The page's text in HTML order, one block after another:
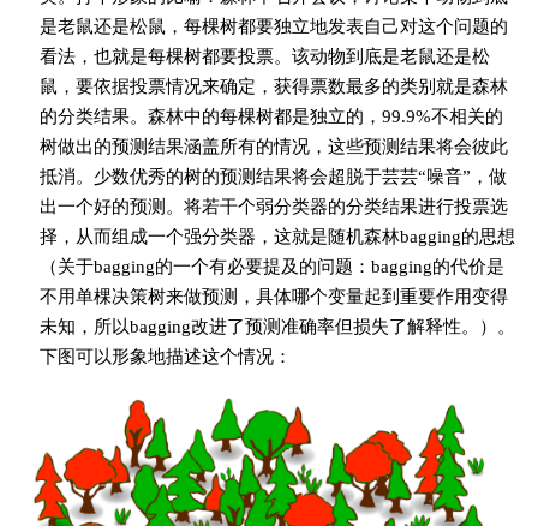
是老鼠还是松鼠，每棵树都要独立地发表自己对这个问题的
看法，也就是每棵树都要投票。该动物到底是老鼠还是松
鼠，要依据投票情况来确定，获得票数最多的类别就是森林
的分类结果。森林中的每棵树都是独立的，99.9%不相关的
树做出的预测结果涵盖所有的情况，这些预测结果将会彼此
抵消。少数优秀的树的预测结果将会超脱于芸芸“噪音”，做
出一个好的预测。将若干个弱分类器的分类结果进行投票选
择，从而组成一个强分类器，这就是随机森林bagging的思想
（关于bagging的一个有必要提及的问题：bagging的代价是
不用单棵决策树来做预测，具体哪个变量起到重要作用变得
未知，所以bagging改进了预测准确率但损失了解释性。）。
下图可以形象地描述这个情况：